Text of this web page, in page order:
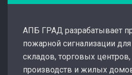
АПБ ГРАД разрабатывает
пожарной сигнализации
складов, торговых центров,
производств и жилых